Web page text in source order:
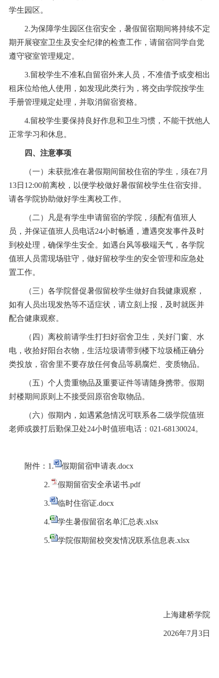
学生园区。
2.为保障学生园区住宿安全，暑假留宿期间将持续不定
期开展寝室卫生及安全纪律的检查工作，请留宿同学自觉
遵守寝室管理规定。
3.留校学生不准私自留宿外来人员，不准借予或变相出
租床位给他人使用，如发现此类行为，将交由学院按学生
手册管理规定处理，并取消留宿资格。
4.留校学生要保持良好作息和卫生习惯，不能干扰他人
正常学习和休息。
四、注意事项
（一）未获批准在暑假期间留校住宿的学生，须在7月
13日12:00前离校，以便学校做好暑假留校学生住宿安排。
请各学院协助做好学生离校工作。
（二）凡是有学生申请留宿的学院，须配有值班人
员，并保证值班人员电话24小时畅通，遭遇突发事件及时
到校处理，确保学生安全。如遇台风等极端天气，各学院
值班人员需现场驻守，做好留校学生的安全管理和应急处
置工作。
（三）各学院督促暑假留校学生做好自我健康观察，
如有人员出现发热等不适症状，请立刻上报，及时就医并
配合健康观察。
（四）离校前请学生打扫好宿舍卫生，关好门窗、水
电，收拾好阳台衣物，生活垃圾请带到楼下垃圾桶正确分
类投放，宿舍里不要存放任何食品等易腐烂、变质物品。
（五）个人贵重物品及重要证件等请随身携带。假期
封楼期间原则上不接受回原宿舍取物品。
（六）假期内，如遇紧急情况可联系各二级学院值班
老师或拨打后勤保卫处24小时值班电话：021-68130024。
附件：1. 假期留宿申请表.docx
2. 假期留宿安全承诺书.pdf
3. 临时住宿证.docx
4. 学生暑假留宿名单汇总表.xlsx
5. 学院假期留校突发情况联系信息表.xlsx
上海建桥学院
2026年7月3日